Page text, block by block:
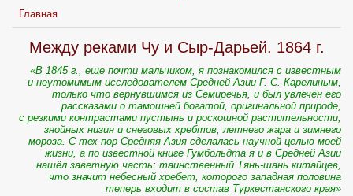
Главная
Между реками Чу и Сыр-Дарьей. 1864 г.
«В 1845 г., еще почти мальчиком, я познакомился с известным
и неутомимым исследователем Средней Азии Г. С. Карелиным,
только что вернувшимся из Семиречья, и был увлечён его
рассказами о тамошней богатой, оригинальной природе,
с резкими контрастами пустынь и роскошной растительности,
знойных низин и снеговых хребтов, летнего жара и зимнего
мороза. С тех пор Средняя Азия сделалась научной целью моей
жизни, а по известной книге Гумбольдта я и в Средней Азии
нашёл заветную часть: таинственный Тянь-шань китайцев,
что значит небесный хребет, которого западная половина
теперь входит в состав Туркестанского края»